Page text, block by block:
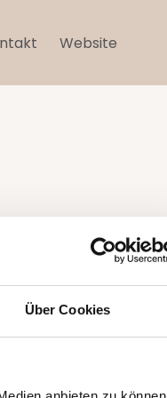
Über Cookies
Website